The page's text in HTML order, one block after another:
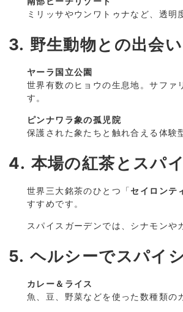
ミリッサやウンワトゥナなど、透明
3. 野生動物との出会い
ヤーラ国立公園
世界有数のヒョウの生息地。サファ
す。
ピンナワラ象の孤児院
保護された象たちと触れ合える体験
4. 本場の紅茶とスパ
世界三大銘茶のひとつ「セイロンテ
すすめです。
スパイスガーデンでは、シナモンや
5. ヘルシーでスパイ
カレー＆ライス
魚、豆、野菜などを使った数種類の